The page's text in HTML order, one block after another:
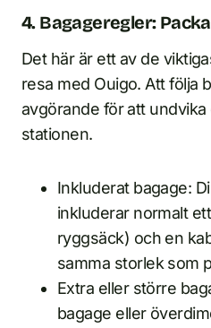
4. Bagageregler:
Det här är ett av de
resa med Ouigo. Att följa
avgörande för att
stationen.
Inkluderat bagage:
inkluderar normalt
ryggsäck) och en
samma storlek som
Extra eller större
bagage eller